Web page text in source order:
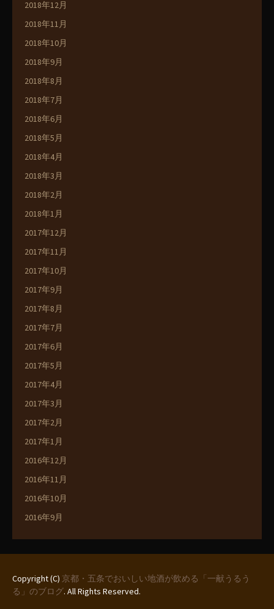
2018年12月
2018年11月
2018年10月
2018年9月
2018年8月
2018年7月
2018年6月
2018年5月
2018年4月
2018年3月
2018年2月
2018年1月
2017年12月
2017年11月
2017年10月
2017年9月
2017年8月
2017年7月
2017年6月
2017年5月
2017年4月
2017年3月
2017年2月
2017年1月
2016年12月
2016年11月
2016年10月
2016年9月
Copyright (C) 京都・五条でおいしい地酒が飲める「一献うるう
る」のブログ. All Rights Reserved.